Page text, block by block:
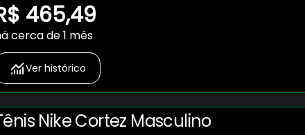
465,49
cerca de 1 mês
Ver histórico
Nike Cortez Masculino